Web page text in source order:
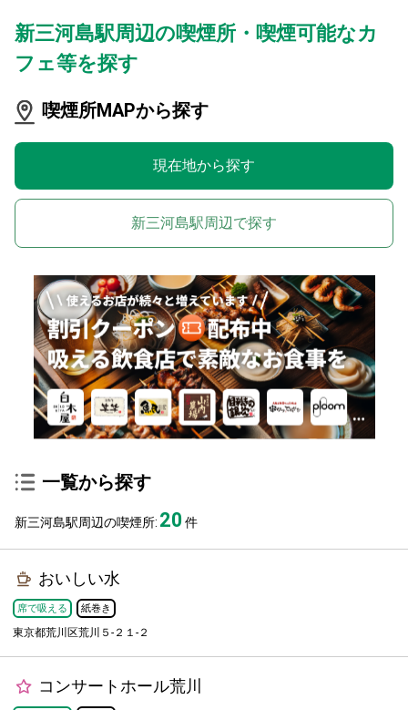
新三河島駅周辺の喫煙所・喫煙可能なカ
フェ等を探す
喫煙所MAPから探す
現在地から探す
新三河島駅周辺で探す
一覧から探す
新三河島駅周辺の喫煙所: 20件
おいしい水
席で吸える 紙巻き
東京都荒川区荒川５-２１-２
コンサートホール荒川